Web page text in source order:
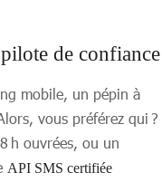
de confiance
mobile, un pépin à
vous préférez qui ?
h ouvrées, ou un
API SMS certifiée